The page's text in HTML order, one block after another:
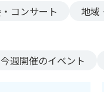
コンサート 地域
今週開催のイベント